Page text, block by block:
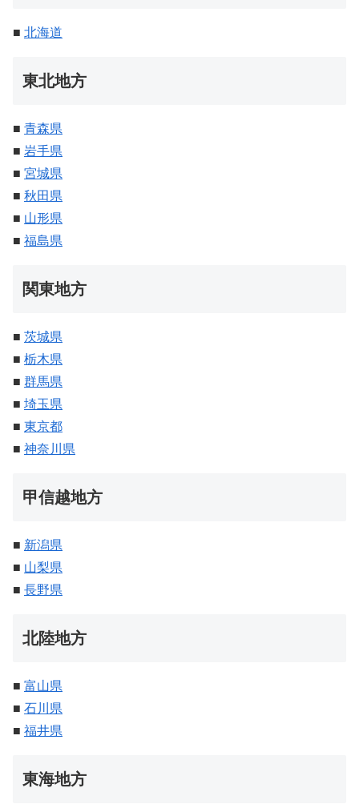
■ 北海道
東北地方
■ 青森県
■ 岩手県
■ 宮城県
■ 秋田県
■ 山形県
■ 福島県
関東地方
■ 茨城県
■ 栃木県
■ 群馬県
■ 埼玉県
■ 東京都
■ 神奈川県
甲信越地方
■ 新潟県
■ 山梨県
■ 長野県
北陸地方
■ 富山県
■ 石川県
■ 福井県
東海地方